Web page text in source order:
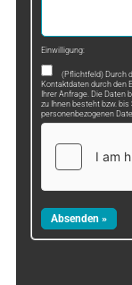
Einwilligung:
(Pflichtfeld) Durch
Kontaktdaten durch den
Ihrer Anfrage. Die
zu Ihnen besteht bzw.
personenbezogenen